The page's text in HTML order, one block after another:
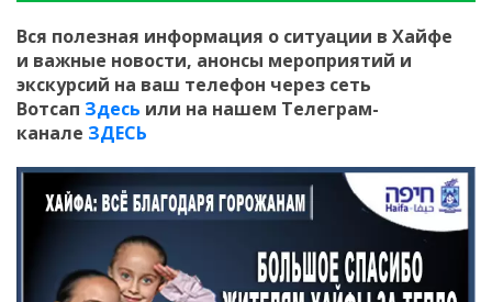
Вся полезная информация о ситуации в Хайфе
и важные новости, анонсы мероприятий и
экскурсий на ваш телефон через сеть
Вотсап Здесь или на нашем Телеграм-
канале ЗДЕСЬ